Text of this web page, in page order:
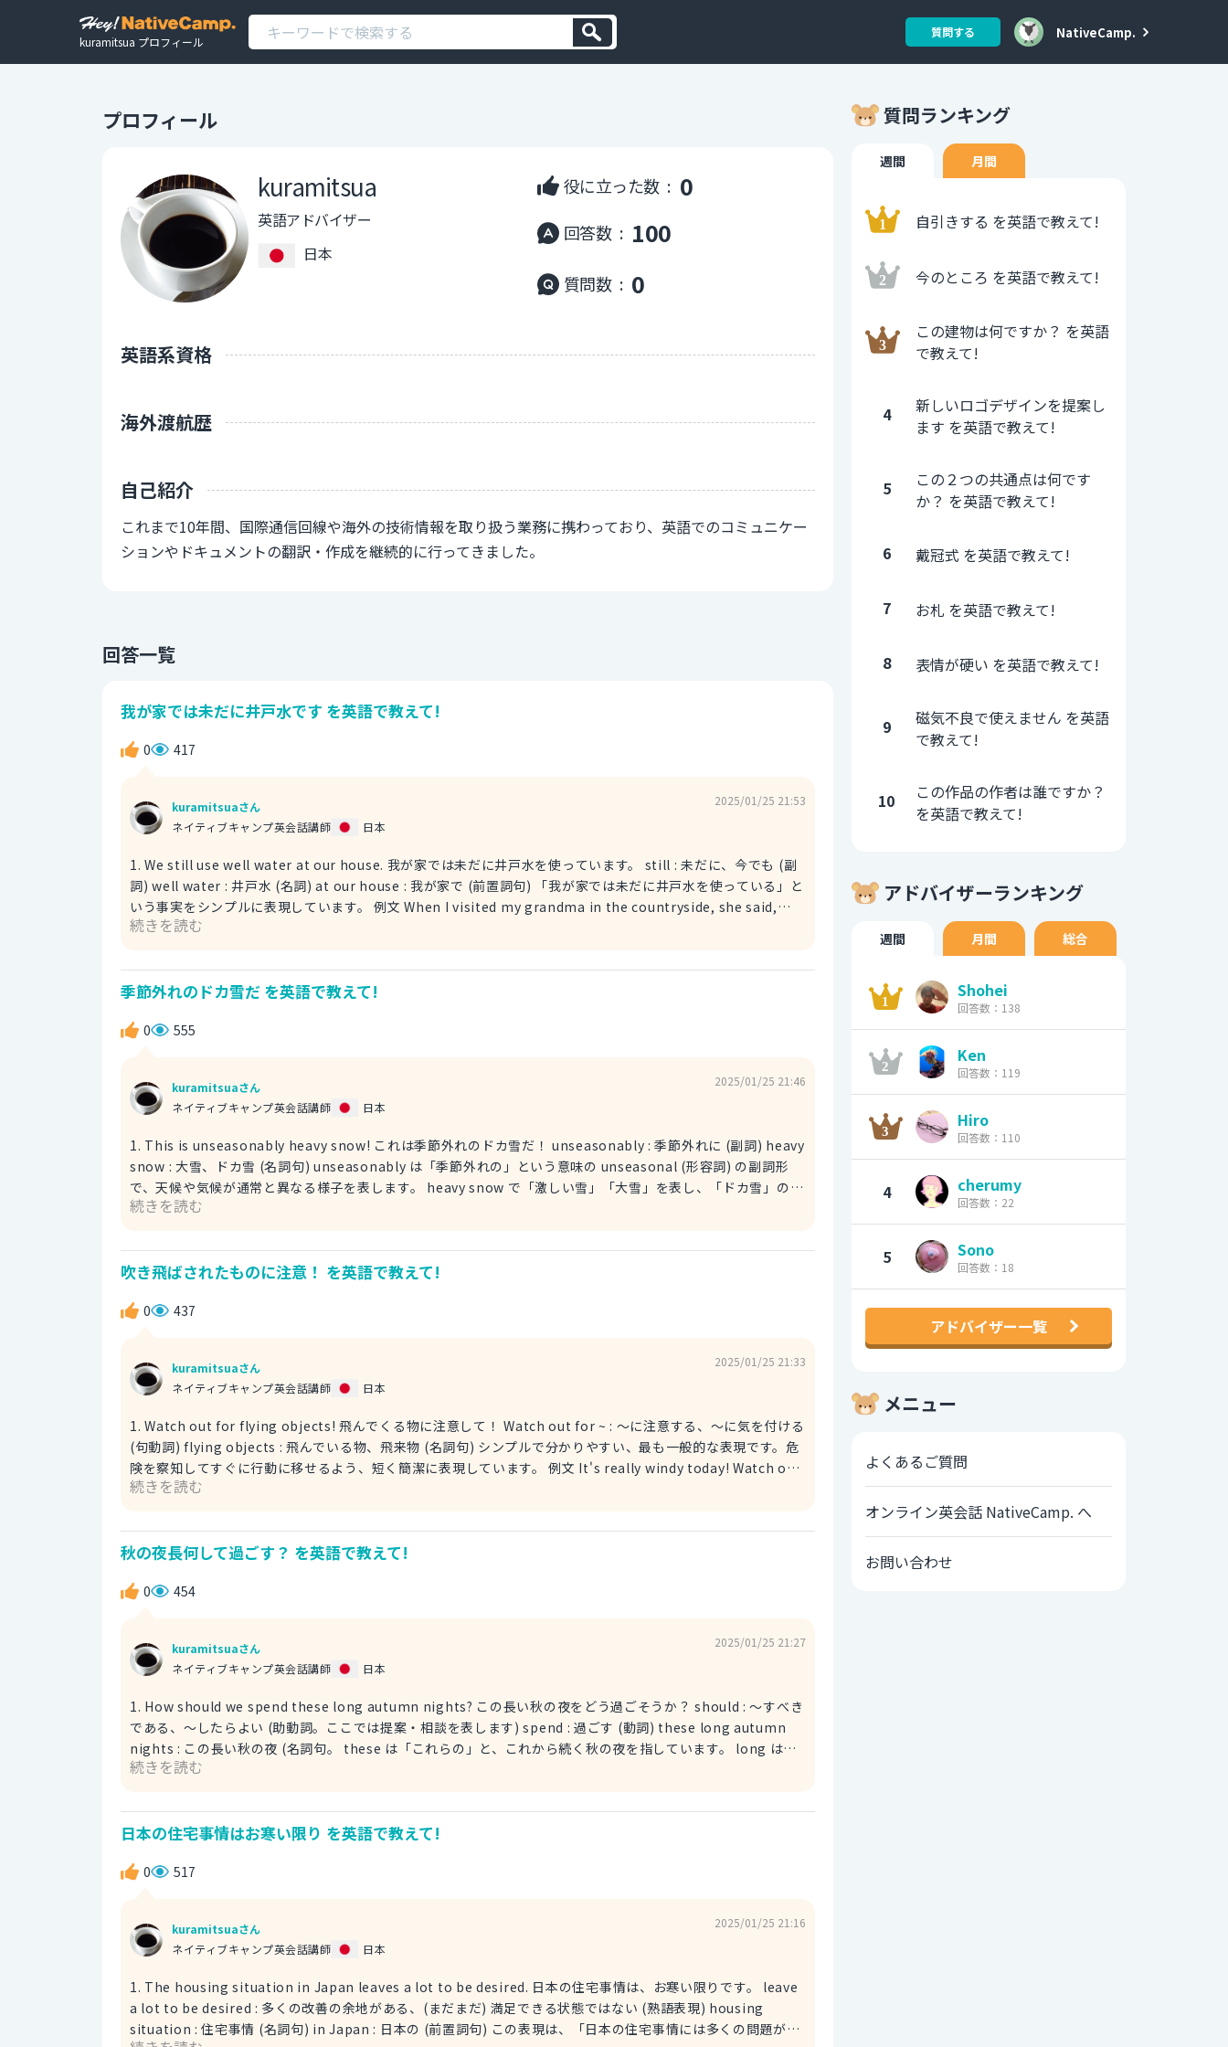
kuramitsua プロフィール
質問する NativeCamp.
プロフィール
kuramitsua
英語アドバイザー
日本
役に立った数 : 0
回答数 : 100
質問数 : 0
英語系資格
海外渡航歴
自己紹介
これまで10年間、国際通信回線や海外の技術情報を取り扱う業務に携わっており、英語でのコミュニケー
ションやドキュメントの翻訳・作成を継続的に行ってきました。
回答一覧
我が家では未だに井戸水です を英語で教えて!
0 417
kuramitsuaさん
ネイティブキャンプ英会話講師
日本
2025/01/25 21:53
1. We still use well water at our house. 我が家では未だに井戸水を使っています。 still : 未だに、今でも (副
詞) well water : 井戸水 (名詞) at our house : 我が家で (前置詞句) 「我が家では未だに井戸水を使っている」と
いう事実をシンプルに表現しています。 例文 When I visited my grandma in the countryside, she said,
"We still use well water at our house." 田舎のおばあちゃんの家に行った時、「我が家では未だに井戸水を使
こともできます。 2. Our home still relies on well water. 我が家では未だに井戸水に頼っています。 relies
on ~ : ～に頼っている (動詞句) 「頼っている」という表現を使うことで、井戸水が生活に不可欠であることを示
careful about conserving water." おばあちゃんは、「我が家では未だに井戸水に頼っているから、水を節約
続きを読む
季節外れのドカ雪だ を英語で教えて!
0 555
kuramitsuaさん
ネイティブキャンプ英会話講師
日本
2025/01/25 21:46
1. This is unseasonably heavy snow! これは季節外れのドカ雪だ！ unseasonably : 季節外れに (副詞) heavy
snow : 大雪、ドカ雪 (名詞句) unseasonably は「季節外れの」という意味の unseasonal (形容詞) の副詞形
で、天候や気候が通常と異なる様子を表します。 heavy snow で「激しい雪」「大雪」を表し、「ドカ雪」のニ
ュアンスを伝えることができます。 例文 It's supposed to be spring, but look outside! This is
は、少しフォーマルな表現です。日常会話では、 out of season (季節外れの) を使っても良いでしょう。 2. It's
an unusually heavy snowfall for this time of year! この時期としては、珍しく大雪だね！ unusually : 異常
unusually は「普通とは違って」「珍しく」という意味の副詞で、ここでは「大雪」を修飾しています。 for
can't believe we're getting this much snow in April. It's an unusually heavy snowfall for this time of
year! 4月にこんなに雪が降るなんて信じられない。この時期としては、珍しく大雪だね！ unusually は、様々
続きを読む
吹き飛ばされたものに注意！ を英語で教えて!
0 437
kuramitsuaさん
ネイティブキャンプ英会話講師
日本
2025/01/25 21:33
1. Watch out for flying objects! 飛んでくる物に注意して！ Watch out for ~ : ～に注意する、～に気を付ける
(句動詞) flying objects : 飛んでいる物、飛来物 (名詞句) シンプルで分かりやすい、最も一般的な表現です。危
険を察知してすぐに行動に移せるよう、短く簡潔に表現しています。 例文 It's really windy today! Watch out
for flying objects! 今日は本当に風が強いね！飛んでくる物に注意して！ Watch out! だけでも「危ない！」
を付けて！ Be careful of ~ : ～に注意する、～に気を付ける (句動詞) things blown by the wind : 風で飛ばさ
れた物 (名詞句) blown : blow (吹く) の過去分詞形 こちらは、より具体的に「風で飛ばされた物」に注意を促す
past! 外に出るときは、風で飛ばされた物に気を付けて！ 今、ゴミ箱の蓋が飛んでいったよ！ 「吹き飛ばされ
続きを読む
秋の夜長何して過ごす？ を英語で教えて!
0 454
kuramitsuaさん
ネイティブキャンプ英会話講師
日本
2025/01/25 21:27
1. How should we spend these long autumn nights? この長い秋の夜をどう過ごそうか？ should : ～すべき
である、～したらよい (助動詞。ここでは提案・相談を表します) spend : 過ごす (動詞) these long autumn
nights : この長い秋の夜 (名詞句。 these は「これらの」と、これから続く秋の夜を指しています。 long は
「長い」、 autumn は「秋の」、 nights は「夜」の複数形です。) これから続く秋の夜を、どのように過ごし
spend these long autumn nights? Maybe we could start reading that novel together? ねえ、もう日が
暮れるのが早くなってきたね。この長い秋の夜をどう過ごそうか？ 一緒にあの小説を読み始めるとかどう？
autumn evenings? この長い秋の夜に何をしようか？ shall : ～しましょうか (助動詞。ここでは、提案や意思
る表現です。 例文 The nights are getting longer now that it's autumn. What shall we do on these
long autumn evenings? Shall we watch a movie together? 秋になって夜が長くなってきたね。この長い秋
の夜に何をしようか？ 一緒に映画でも観る？ shall は、主にイギリス英語で、提案や意思確認に使われます。 参
考にしてみて下さい。
続きを読む
日本の住宅事情はお寒い限り を英語で教えて!
0 517
kuramitsuaさん
ネイティブキャンプ英会話講師
日本
2025/01/25 21:16
1. The housing situation in Japan leaves a lot to be desired. 日本の住宅事情は、お寒い限りです。 leave
a lot to be desired : 多くの改善の余地がある、(まだまだ) 満足できる状態ではない (熟語表現) housing
situation : 住宅事情 (名詞句) in Japan : 日本の (前置詞句) この表現は、「日本の住宅事情には多くの問題があ
質問ランキング
週間 月間
自引きする を英語で教えて!
今のところ を英語で教えて!
この建物は何ですか？ を英語
で教えて!
4
新しいロゴデザインを提案し
ます を英語で教えて!
5
この２つの共通点は何です
か？ を英語で教えて!
6 戴冠式 を英語で教えて!
7 お札 を英語で教えて!
8 表情が硬い を英語で教えて!
9
磁気不良で使えません を英語
で教えて!
10
この作品の作者は誰ですか？
を英語で教えて!
アドバイザーランキング
週間 月間 総合
Shohei
回答数：138
Ken
回答数：119
Hiro
回答数：110
4 cherumy
回答数：22
5 Sono
回答数：18
アドバイザー一覧
メニュー
よくあるご質問
オンライン英会話 NativeCamp. へ
お問い合わせ